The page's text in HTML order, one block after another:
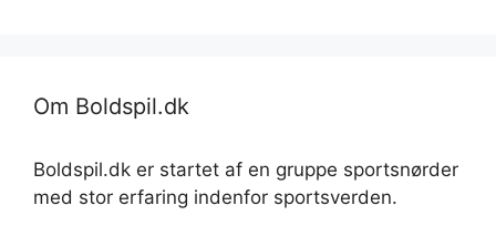
Om Boldspil.dk
Boldspil.dk er startet af en gruppe sportsnørder
med stor erfaring indenfor sportsverden.